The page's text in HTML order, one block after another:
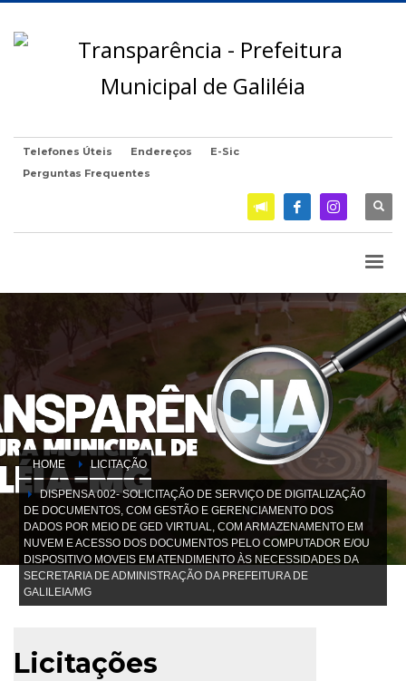
Telefones Úteis Endereços
E-Sic
Perguntas Frequentes
HOME LICITAÇÃO
DISPENSA 002- SOLICITAÇÃO DE SERVIÇO DE DIGITALIZAÇÃO
DE DOCUMENTOS, COM GESTÃO E GERENCIAMENTO DOS
DADOS POR MEIO DE GED VIRTUAL, COM ARMAZENAMENTO EM
NUVEM E ACESSO DOS DOCUMENTOS PELO COMPUTADOR E/OU
DISPOSITIVO MOVEIS EM ATENDIMENTO ÀS NECESSIDADES DA
SECRETARIA DE ADMINISTRAÇÃO DA PREFEITURA DE
GALILEIA/MG
Licitações